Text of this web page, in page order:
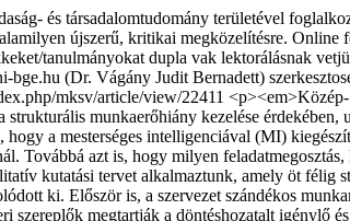
és társadalomtudomány területével
újszerű, kritikai megközelítésre.
tanulmányokat dupla vak lektorálásnak
bge.hu (Dr. Vágány Judit Bernadett)
mksv/article/view/22411
munkaerőhiány kezelése
a mesterséges intelligenciával (MI)
Továbbá azt is, hogy milyen
kutatási tervet alkalmaztunk, amely öt
ki. Először is, a szervezet szándékos
megtartják a döntéshozatalt igénylő